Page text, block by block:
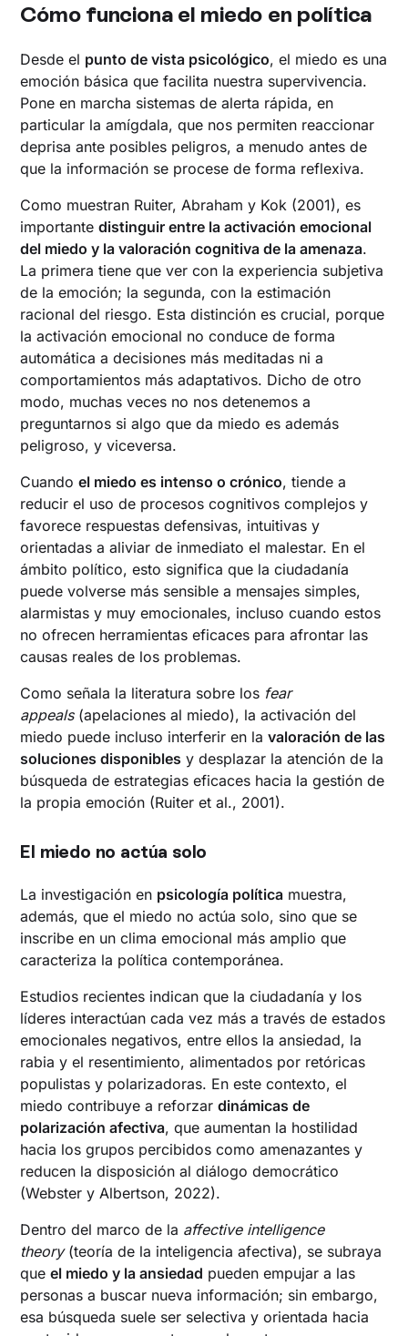
Cómo funciona el miedo en política
Desde el punto de vista psicológico, el miedo es una
emoción básica que facilita nuestra supervivencia.
Pone en marcha sistemas de alerta rápida, en
particular la amígdala, que nos permiten reaccionar
deprisa ante posibles peligros, a menudo antes de
que la información se procese de forma reflexiva.
Como muestran Ruiter, Abraham y Kok (2001), es
importantedistinguir entre la activación emocional
del miedo y la valoración cognitiva de la amenaza.
La primera tiene que ver con la experiencia subjetiva
de la emoción; la segunda, con la estimación
racional del riesgo. Esta distinción es crucial, porque
la activación emocional no conduce de forma
automática a decisiones más meditadas ni a
comportamientos más adaptativos. Dicho de otro
modo, muchas veces no nos detenemos a
preguntarnos si algo que da miedo es además
peligroso, y viceversa.
Cuandoel miedo es intenso o crónico, tiende a
reducir el uso de procesos cognitivos complejos y
favorece respuestas defensivas, intuitivas y
orientadas a aliviar de inmediato el malestar. En el
ámbito político, esto significa que la ciudadanía
puede volverse más sensible a mensajes simples,
alarmistas y muy emocionales, incluso cuando estos
no ofrecen herramientas eficaces para afrontar las
causas reales de los problemas.
Como señala la literatura sobre los fear
appeals(apelaciones al miedo), la activación del
miedo puede incluso interferir en lavaloración de las
soluciones disponibles y desplazar la atención de la
búsqueda de estrategias eficaces hacia la gestión de
la propia emoción (Ruiter et al., 2001).
El miedo no actúa solo
La investigación en psicología política muestra,
además, que el miedo no actúa solo, sino que se
inscribe en un clima emocional más amplio que
caracteriza la política contemporánea.
Estudios recientes indican que la ciudadanía y los
líderes interactúan cada vez más a través de estados
emocionales negativos, entre ellos la ansiedad, la
rabia y el resentimiento, alimentados por retóricas
populistas y polarizadoras. En este contexto, el
miedo contribuye a reforzardinámicas de
polarización afectiva, que aumentan la hostilidad
hacia los grupos percibidos como amenazantes y
reducen la disposición al diálogo democrático
(Webster y Albertson, 2022).
Dentro del marco de la affective intelligence
theory(teoría de la inteligencia afectiva), se subraya
queel miedo y la ansiedad pueden empujar a las
personas a buscar nueva información; sin embargo,
esa búsqueda suele ser selectiva y orientada hacia